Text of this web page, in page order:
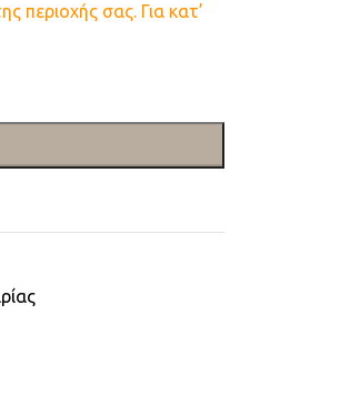
περιοχής σας. Για κατ’